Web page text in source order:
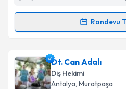
Randevu
Randevu Takvimi
Dt. Cem Çırakoğluiçin
oluşturun. Size bu uzmandan
takvim hazırlandığında e-
Dt. Can Adalı
Diş Hekimi
Antalya, Muratpaşa